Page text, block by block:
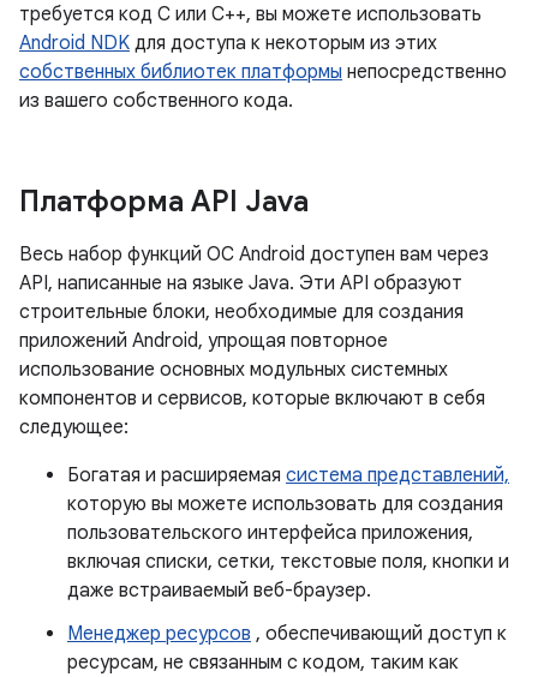
требуется код C или C++, вы можете использовать
Android NDK для доступа к некоторым из этих
собственных библиотек платформы непосредственно
из вашего собственного кода.
Платформа API Java
Весь набор функций ОС Android доступен вам через
API, написанные на языке Java. Эти API образуют
строительные блоки, необходимые для создания
приложений Android, упрощая повторное
использование основных модульных системных
компонентов и сервисов, которые включают в себя
следующее:
Богатая и расширяемая система представлений,
которую вы можете использовать для создания
пользовательского интерфейса приложения,
включая списки, сетки, текстовые поля, кнопки и
даже встраиваемый веб-браузер.
Менеджер ресурсов , обеспечивающий доступ к
ресурсам, не связанным с кодом, таким как